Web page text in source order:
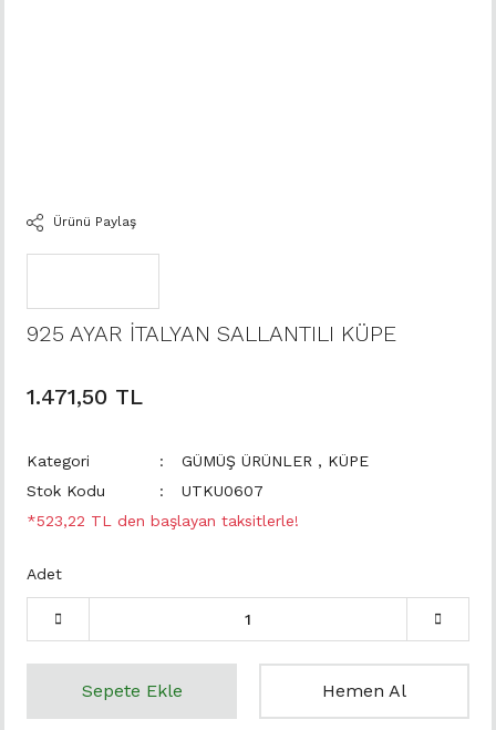
Ürünü Paylaş
925 AYAR İTALYAN SALLANTILI KÜPE
1.471,50 TL
Kategori GÜMÜŞ ÜRÜNLER , KÜPE
Stok Kodu
UTKU0607
*523,22 TL den başlayan taksitlerle!
Adet
Sepete Ekle Hemen Al